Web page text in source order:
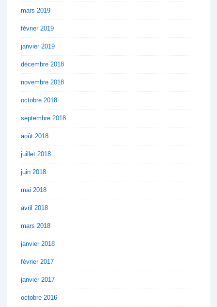
mars 2019
février 2019
janvier 2019
décembre 2018
novembre 2018
octobre 2018
septembre 2018
août 2018
juillet 2018
juin 2018
mai 2018
avril 2018
mars 2018
janvier 2018
février 2017
janvier 2017
octobre 2016